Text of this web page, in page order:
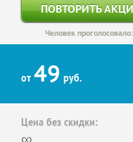
ПОВТОРИТЬ
Человек
от 49 руб.
Цена без скидки: